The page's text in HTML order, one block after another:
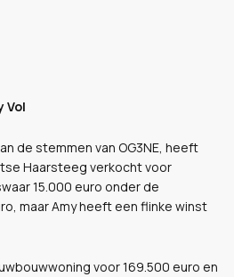
Vol
de stemmen van OG3NE, heeft
Haarsteeg verkocht voor
15.000 euro onder de
maar Amy heeft een flinke winst
voor 169.500 euro en